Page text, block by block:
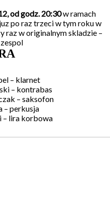
od godz. 20:30w ramach
po raz trzeci w tym roku w
raz w originalnym skladzie –
– klarnet
– kontrabas
– saksofon
– perkusja
– lira korbowa